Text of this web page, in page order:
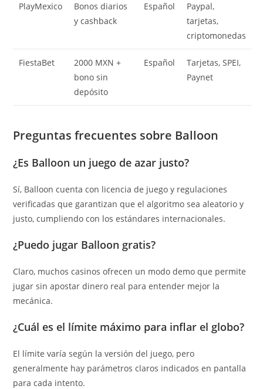
PlayMexico
Bonos diarios
y cashback
Español
Paypal,
tarjetas,
criptomonedas
FiestaBet
2000 MXN +
bono sin
depósito
Español
Tarjetas, SPEI,
Paynet
Preguntas frecuentes sobre Balloon
¿Es Balloon un juego de azar justo?
Sí, Balloon cuenta con licencia de juego y regulaciones
verificadas que garantizan que el algoritmo sea aleatorio y
justo, cumpliendo con los estándares internacionales.
¿Puedo jugar Balloon gratis?
Claro, muchos casinos ofrecen un modo demo que permite
jugar sin apostar dinero real para entender mejor la
mecánica.
¿Cuál es el límite máximo para inflar el globo?
El límite varía según la versión del juego, pero
generalmente hay parámetros claros indicados en pantalla
para cada intento.